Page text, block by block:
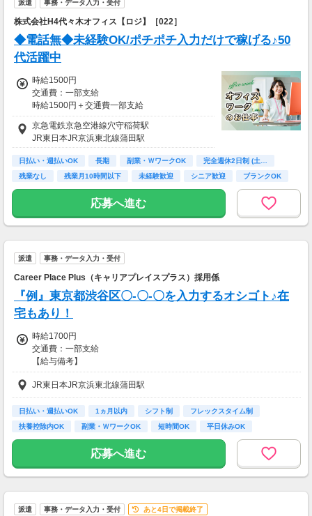
派遣 事務・データ入力・受付
株式会社H4代々木オフィス【ロジ】［022］
◆電話無◆未経験OK/ポチポチ入力だけで稼げる♪50
代活躍中
時給1500円
交通費：一部支給
時給1500円＋交通費一部支給
￣￣￣￣￣￣￣￣￣￣￣￣￣￣￣￣￣￣￣￣
☆。＊日払いOK♪最短で翌日入金！
お気軽にご相談下さい＊。☆
￣￣￣￣￣￣￣￣￣￣￣￣￣￣￣￣￣￣￣￣
※社内規定あり
※月ごとに支払い方法の変更が可能となります
京急電鉄京急空港線穴守稲荷駅
JR東日本JR京浜東北線蒲田駅
日払い・週払いOK 長期 副業・ＷワークOK
完全週休2日制 (土…
残業なし
残業月10時間以下 未経験歓迎 シニア歓迎 ブランクOK
応募へ進む
派遣 事務・データ入力・受付
Career Place Plus（キャリアプレイスプラス）採用係
『例』東京都渋谷区〇-〇-〇を入力するオシゴト♪在
宅もあり！
時給1700円
交通費：一部支給
【給与備考】
■昇給あり
■日払い・週払い・先払いもOK
■充実の研修あり◎
座学1ヵ月（もちろん給与は同じ）を含む、
”超”丁寧な研修を行っています！
一切ありません。
ご安心くださいね！
毎月季節のイベントがたくさん。
JR東日本JR京浜東北線蒲田駅
日払い・週払いOK 1ヵ月以内 シフト制
フレックスタイム制
扶養控除内OK
副業・ＷワークOK 短時間OK
平日休みOK
完全週休2日制 (土…
応募へ進む
派遣 事務・データ入力・受付 あと4日で掲載終了